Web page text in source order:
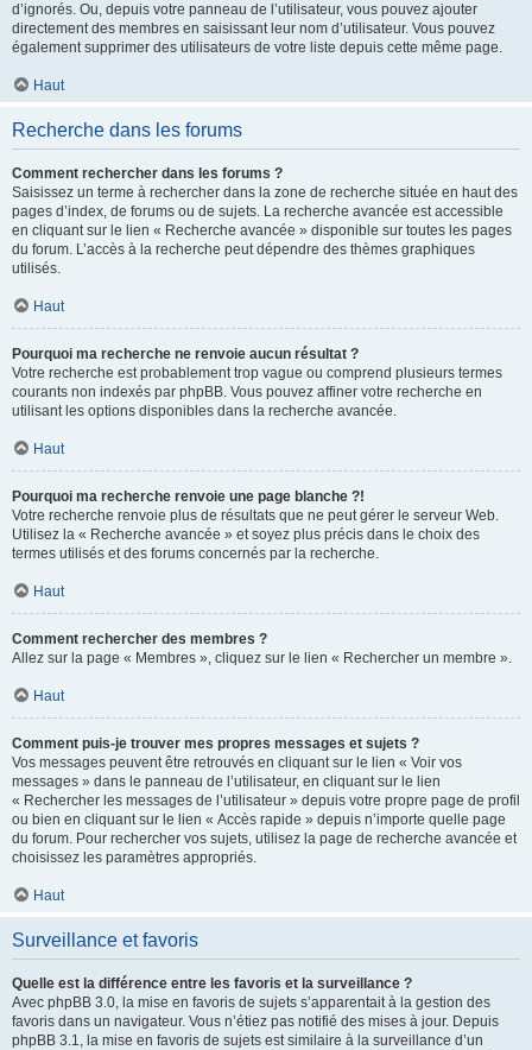
d’ignorés. Ou, depuis votre panneau de l’utilisateur, vous pouvez ajouter
directement des membres en saisissant leur nom d’utilisateur. Vous pouvez
également supprimer des utilisateurs de votre liste depuis cette même page.
Haut
Recherche dans les forums
Comment rechercher dans les forums ?
Saisissez un terme à rechercher dans la zone de recherche située en haut des
pages d’index, de forums ou de sujets. La recherche avancée est accessible
en cliquant sur le lien « Recherche avancée » disponible sur toutes les pages
du forum. L’accès à la recherche peut dépendre des thèmes graphiques
utilisés.
Haut
Pourquoi ma recherche ne renvoie aucun résultat ?
Votre recherche est probablement trop vague ou comprend plusieurs termes
courants non indexés par phpBB. Vous pouvez affiner votre recherche en
utilisant les options disponibles dans la recherche avancée.
Haut
Pourquoi ma recherche renvoie une page blanche ?!
Votre recherche renvoie plus de résultats que ne peut gérer le serveur Web.
Utilisez la « Recherche avancée » et soyez plus précis dans le choix des
termes utilisés et des forums concernés par la recherche.
Haut
Comment rechercher des membres ?
Allez sur la page « Membres », cliquez sur le lien « Rechercher un membre ».
Haut
Comment puis-je trouver mes propres messages et sujets ?
Vos messages peuvent être retrouvés en cliquant sur le lien « Voir vos
messages » dans le panneau de l’utilisateur, en cliquant sur le lien
« Rechercher les messages de l’utilisateur » depuis votre propre page de profil
ou bien en cliquant sur le lien « Accès rapide » depuis n’importe quelle page
du forum. Pour rechercher vos sujets, utilisez la page de recherche avancée et
choisissez les paramètres appropriés.
Haut
Surveillance et favoris
Quelle est la différence entre les favoris et la surveillance ?
Avec phpBB 3.0, la mise en favoris de sujets s’apparentait à la gestion des
favoris dans un navigateur. Vous n’étiez pas notifié des mises à jour. Depuis
phpBB 3.1, la mise en favoris de sujets est similaire à la surveillance d’un